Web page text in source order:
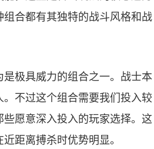
合都有其独特的战斗风格和战
极具威力的组合之一。战士本
不过这个组合需要我们投入较
愿意深入投入的玩家选择。这
距离搏杀时优势明显。